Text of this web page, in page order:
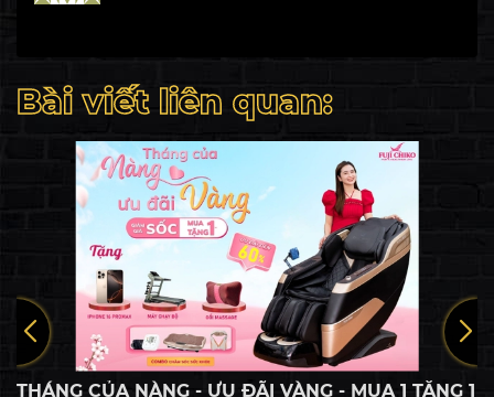
Bài viết liên quan:
MỪNG THÁNG CỦA NÀNG - NHẬN NGÀN ƯU ĐÃI